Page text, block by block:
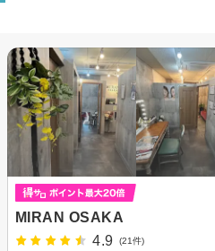
MIRAN OSAKA
4.9
(21件)